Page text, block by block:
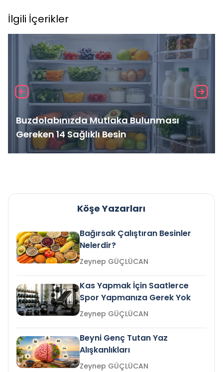
İlgili İçerikler
Buzdolabınızda Mutlaka Bulunması
Gereken 14 Sağlıklı Besin
Köşe Yazarları
Bağırsak Çalıştıran Besinler
Nelerdir?
Zeynep GÜÇLÜCAN
Kas Yapmak İçin Saatlerce
Spor Yapmanıza Gerek Yok
Zeynep GÜÇLÜCAN
Beyni Genç Tutan Yaz
Alışkanlıkları
Zeynep GÜÇLÜCAN